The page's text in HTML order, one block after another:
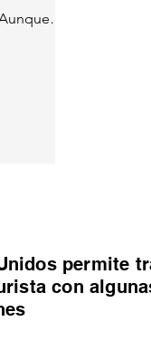
permite
con